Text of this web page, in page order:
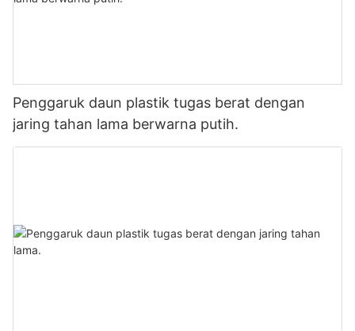
Penggaruk daun plastik tugas berat dengan
jaring tahan lama berwarna putih.